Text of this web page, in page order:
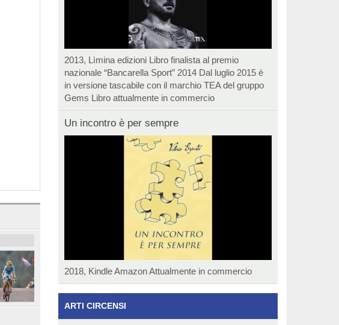
2013, Lìmina edizioni Libro finalista al premio
nazionale “Bancarella Sport” 2014 Dal luglio 2015 è
in versione tascabile con il marchio TEA del gruppo
Gems Libro attualmente in commercio
Un incontro è per sempre
2018, Kindle Amazon Attualmente in commercio
ARTI CIRCENSI